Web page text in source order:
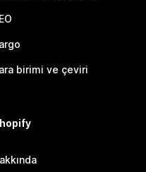
birimi ve çeviri